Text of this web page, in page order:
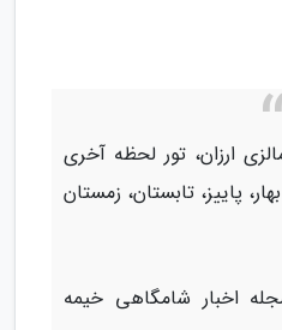
ارزان، تور لحظه آخری
پاییز، تابستان، زمستان
اخبار شامگاهی خیمه